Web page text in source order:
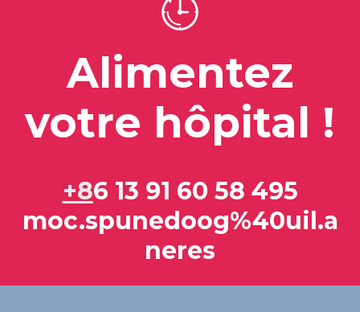
Alimentez
votre hôpital !
+86 13 91 60 58 495
moc.spunedoog%40uil.a
neres